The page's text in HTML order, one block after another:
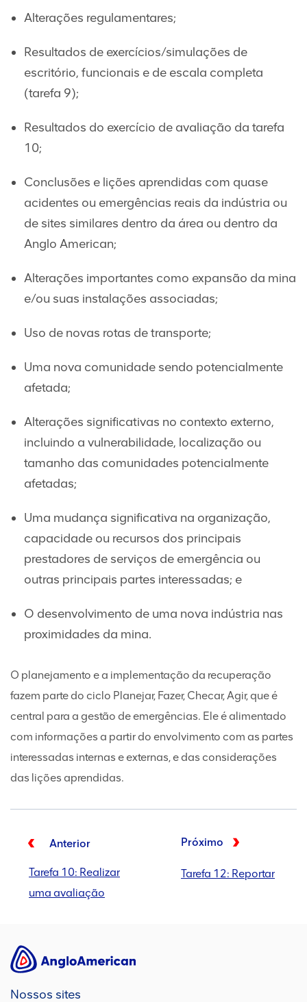
Alterações regulamentares;
Resultados de exercícios/simulações de
escritório, funcionais e de escala completa
(tarefa 9);
Resultados do exercício de avaliação da tarefa
10;
Conclusões e lições aprendidas com quase
acidentes ou emergências reais da indústria ou
de sites similares dentro da área ou dentro da
Anglo American;
Alterações importantes como expansão da mina
e/ou suas instalações associadas;
Uso de novas rotas de transporte;
Uma nova comunidade sendo potencialmente
afetada;
Alterações significativas no contexto externo,
incluindo a vulnerabilidade, localização ou
tamanho das comunidades potencialmente
afetadas;
Uma mudança significativa na organização,
capacidade ou recursos dos principais
prestadores de serviços de emergência ou
outras principais partes interessadas; e
O desenvolvimento de uma nova indústria nas
proximidades da mina.
O planejamento e a implementação da recuperação
fazem parte do ciclo Planejar, Fazer, Checar, Agir, que é
central para a gestão de emergências. Ele é alimentado
com informações a partir do envolvimento com as partes
interessadas internas e externas, e das considerações
das lições aprendidas.
Anterior
Tarefa 10: Realizar
uma avaliação
Próximo
Tarefa 12: Reportar
Nossos sites